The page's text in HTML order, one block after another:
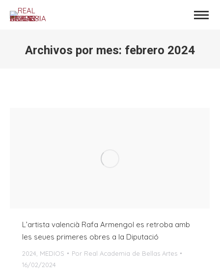
Archivos por mes: febrero 2024
L’artista valencià Rafa Armengol es retroba amb
les seues primeres obres a la Diputació
2024 MEDIOS Por Real Academia de Bellas Artes
16/02/2024